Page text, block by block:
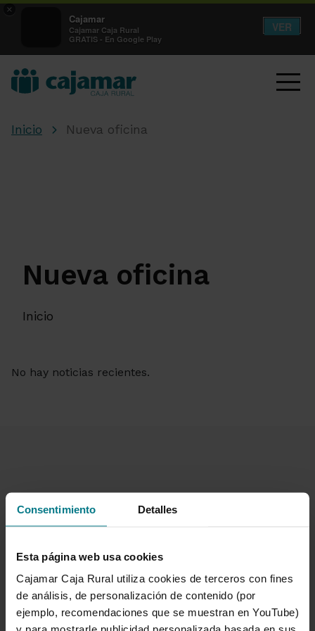
Consentimiento Detalles
Esta página web usa cookies
Cajamar Caja Rural utiliza cookies de terceros con fines
de análisis, de personalización de contenido (por
ejemplo, recomendaciones que se muestran en YouTube)
×
Cajamar
Cajamar Caja Rural
GRATIS - En Google Play
VER
Inicio Nueva oficina
Nueva oficina
Inicio
No hay noticias recientes.
Oficinas y cajeros
Desbloqueo banca online
950 18 33 13